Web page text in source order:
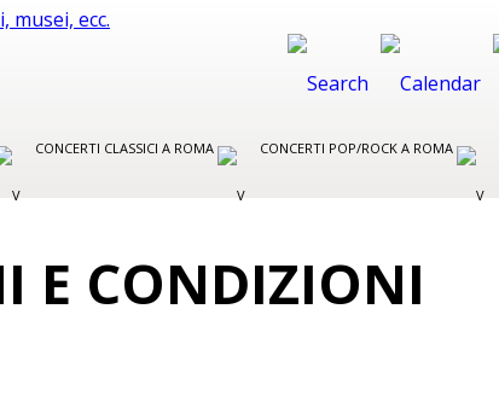
CONCERTI CLASSICI A ROMA CONCERTI POP/ROCK A ROMA
E CONDIZIONI